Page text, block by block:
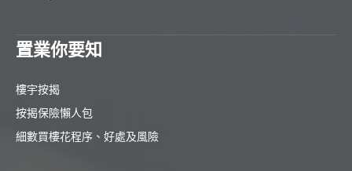
置業你要知
樓宇按揭
按揭保險懶人包
細數買樓花程序、好處及風險